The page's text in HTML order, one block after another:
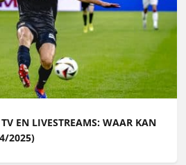
EN LIVESTREAMS: WAAR KAN
2025)